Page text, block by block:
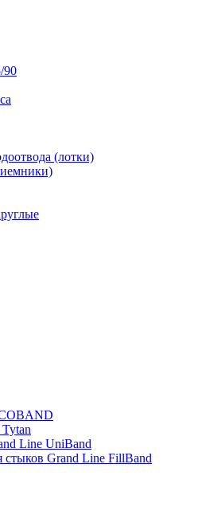
90
(лотки)
Line UniBand
стыков Grand Line FillBand